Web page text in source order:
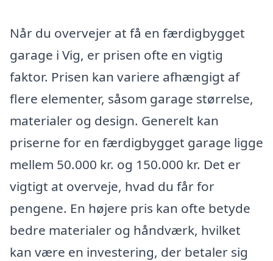
Når du overvejer at få en færdigbygget
garage i Vig, er prisen ofte en vigtig
faktor. Prisen kan variere afhængigt af
flere elementer, såsom garage størrelse,
materialer og design. Generelt kan
priserne for en færdigbygget garage ligge
mellem 50.000 kr. og 150.000 kr. Det er
vigtigt at overveje, hvad du får for
pengene. En højere pris kan ofte betyde
bedre materialer og håndværk, hvilket
kan være en investering, der betaler sig